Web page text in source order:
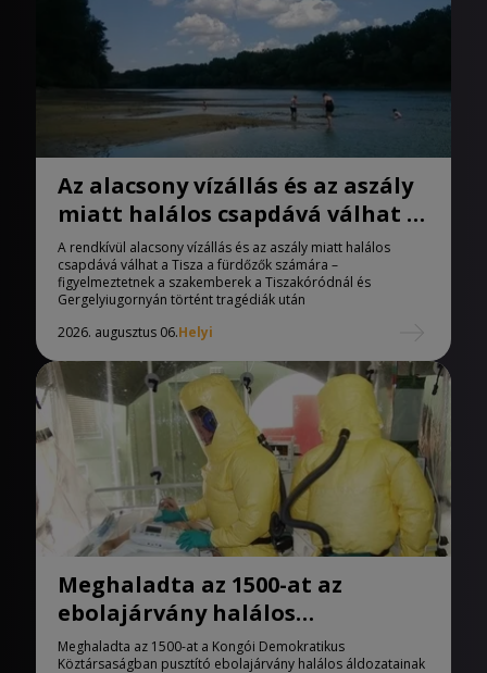
Az alacsony vízállás és az aszály
miatt halálos csapdává válhat a
Tisza
A rendkívül alacsony vízállás és az aszály miatt halálos
csapdává válhat a Tisza a fürdőzők számára –
figyelmeztetnek a szakemberek a Tiszakóródnál és
Gergelyiugornyán történt tragédiák után
2026. augusztus 06.Helyi
Meghaladta az 1500-at az
ebolajárvány halálos
áldozatainak száma
Meghaladta az 1500-at a Kongói Demokratikus
Köztársaságban pusztító ebolajárvány halálos áldozatainak